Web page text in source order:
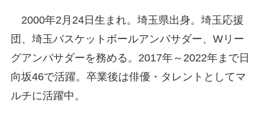
2000年2月24日生まれ。埼玉県出身。埼玉応援
団、埼玉バスケットボールアンバサダー、Wリー
グアンバサダーを務める。2017年～2022年まで日
向坂46で活躍。卒業後は俳優・タレントとしてマ
ルチに活躍中。